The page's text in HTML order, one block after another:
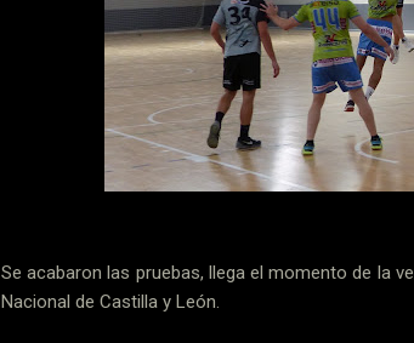
Se acabaron las pruebas, llega el momento de la
Nacional de Castilla y León.